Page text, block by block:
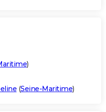
)
(Seine-Maritime)